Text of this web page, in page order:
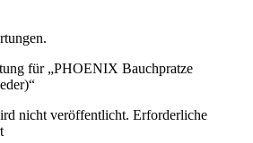
für „PHOENIX Bauchpratze
nicht veröffentlicht. Erforderliche